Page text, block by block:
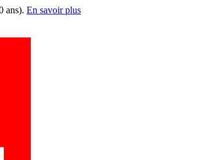
ans). En savoir plus